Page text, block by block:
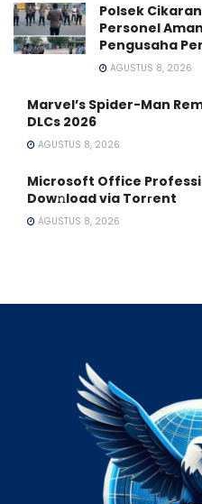
Polsek
Personel
Pengusaha
AGUSTUS 8, 2026
Marvel’s Spider-Man
DLCs 2026
AGUSTUS 8, 2026
Microsoft Office
Dow𝚗load via Torгent
AGUSTUS 8, 2026